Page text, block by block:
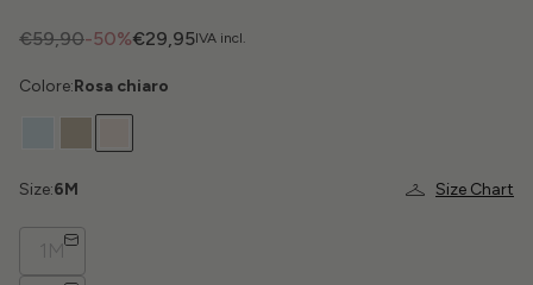
IVA incl.
-50%
€59,90 €29,95
Colore:Rosa chiaro
Size Chart
Size:6M
1M